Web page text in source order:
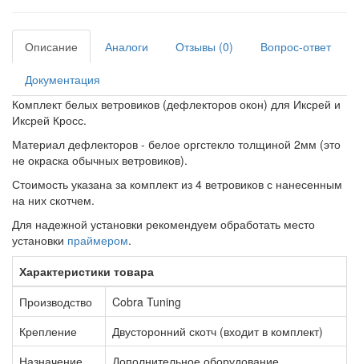
Описание Аналоги Отзывы (0) Вопрос-ответ
Документация
Комплект белых ветровиков (дефлекторов окон) для Иксрей и
Иксрей Кросс.
Материал дефлекторов - белое оргстекло толщиной 2мм (это
не окраска обычных ветровиков).
Стоимость указана за комплект из 4 ветровиков с нанесенным
на них скотчем.
Для надежной установки рекомендуем обработать место
установки праймером.
Характеристики товара
Производство
Cobra Tuning
Крепление
Двусторонний скотч (входит в комплект)
Назначение
Дополнительное оборудование